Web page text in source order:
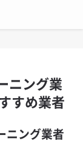
ニング業
すめ業者
ニング業者